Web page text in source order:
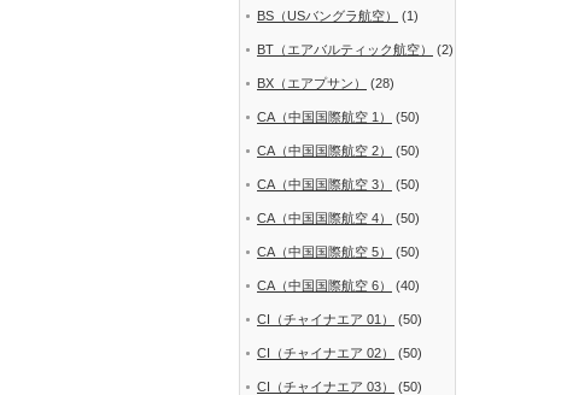
BS（USバングラ航空） (1)
BT（エアバルティック航空） (2)
BX（エアプサン） (28)
CA（中国国際航空 1） (50)
CA（中国国際航空 2） (50)
CA（中国国際航空 3） (50)
CA（中国国際航空 4） (50)
CA（中国国際航空 5） (50)
CA（中国国際航空 6） (40)
CI（チャイナエア 01） (50)
CI（チャイナエア 02） (50)
CI（チャイナエア 03） (50)